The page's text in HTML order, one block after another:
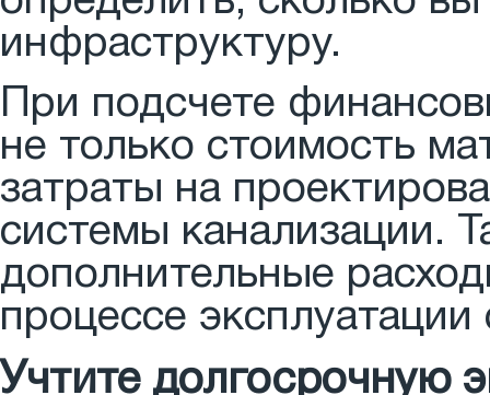
инфраструктуру.
При подсчете
не только стоимость
затраты на
системы канализации.
дополнительные
процессе
Учтите долгосрочную